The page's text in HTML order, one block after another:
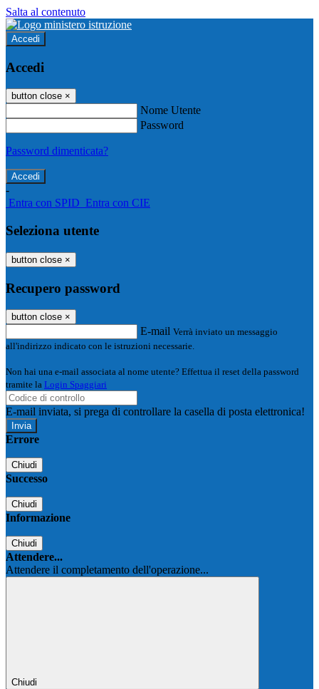
Salta al contenuto
Accedi
Accedi
button close ×
Nome Utente
Password
Password dimenticata?
-
Entra con SPID Entra con CIE
Seleziona utente
button close ×
Recupero password
button close ×
E-mail Verrà inviato un messaggio
all'indirizzo indicato con le istruzioni necessarie.
Non hai una e-mail associata al nome utente? Effettua il reset della password
tramite la Login Spaggiari
E-mail inviata, si prega di controllare la casella di posta elettronica!
Errore
Chiudi
Successo
Chiudi
Informazione
Chiudi
Attendere...
Attendere il completamento dell'operazione...
Chiudi